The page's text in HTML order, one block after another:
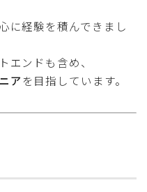
に経験を積んできまし
エンドも含め、
アを目指しています。